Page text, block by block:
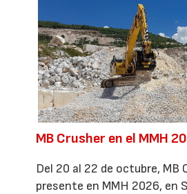
MB Crusher en el MMH
Del 20 al 22 de octubre, MB
presente en MMH 2026, en